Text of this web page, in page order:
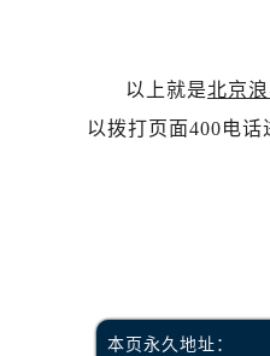
以上就是北京
以拨打页面400电话
本页永久地址：